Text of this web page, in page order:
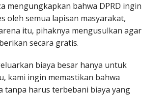
mengungkapkan bahwa DPRD ingin
oleh semua lapisan masyarakat,
itu, pihaknya mengusulkan agar
secara gratis.
biaya besar hanya untuk
kami ingin memastikan bahwa
tanpa harus terbebani biaya yang